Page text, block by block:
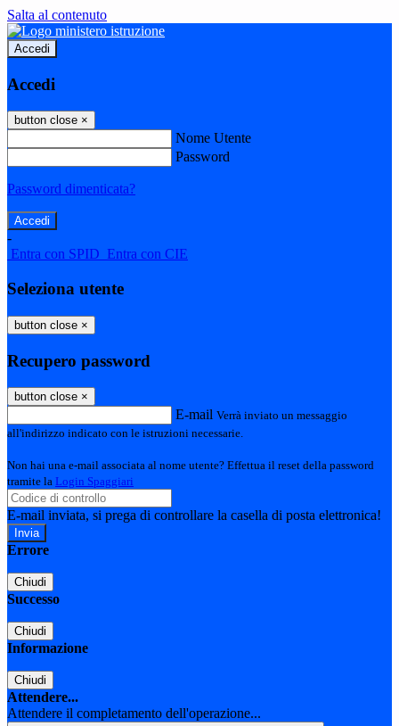
Salta al contenuto
Accedi
Accedi
button close ×
Nome Utente
Password
Password dimenticata?
-
Entra con SPID Entra con CIE
Seleziona utente
button close ×
Recupero password
button close ×
E-mail Verrà inviato un messaggio
all'indirizzo indicato con le istruzioni necessarie.
Non hai una e-mail associata al nome utente? Effettua il reset della password
tramite la Login Spaggiari
E-mail inviata, si prega di controllare la casella di posta elettronica!
Errore
Chiudi
Successo
Chiudi
Informazione
Chiudi
Attendere...
Attendere il completamento dell'operazione...